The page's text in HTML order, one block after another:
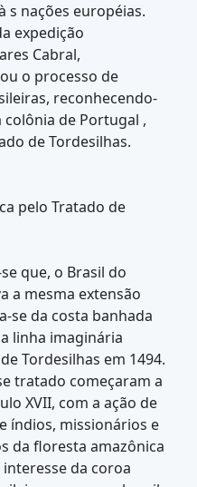
s nações européias.
expedição
Cabral,
o processo de
reconhecendo-
de Portugal ,
de Tordesilhas.
pelo Tratado de
que, o Brasil do
a mesma extensão
se da costa banhada
linha imaginária
Tordesilhas em 1494.
tratado começaram a
XVII, com a ação de
índios, missionários e
da floresta amazônica
interesse da coroa